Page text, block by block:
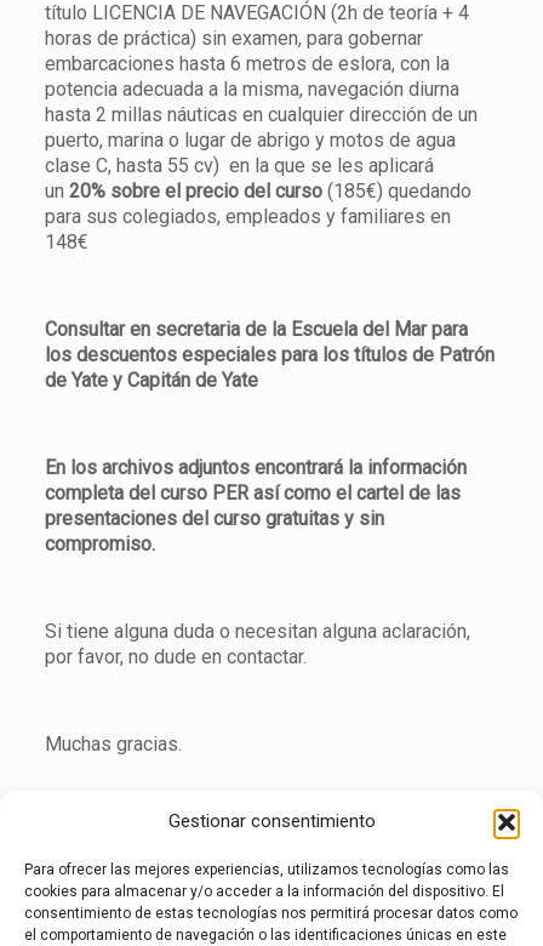
Gestionar consentimiento
Para ofrecer las mejores experiencias, utilizamos tecnologías como las
cookies para almacenar y/o acceder a la información del dispositivo. El
consentimiento de estas tecnologías nos permitirá procesar datos como
el comportamiento de navegación o las identificaciones únicas en este
título LICENCIA DE NAVEGACIÓN (2h de teoría + 4
horas de práctica) sin examen, para gobernar
embarcaciones hasta 6 metros de eslora, con la
potencia adecuada a la misma, navegación diurna
hasta 2 millas náuticas en cualquier dirección de un
puerto, marina o lugar de abrigo y motos de agua
clase C, hasta 55 cv) en la que se les aplicará
un 20% sobre el precio del curso(185€) quedando
para sus colegiados, empleados y familiares en
148€
Consultar en secretaria de la Escuela del Mar para
los descuentos especiales para los títulos de Patrón
de Yate y Capitán de Yate
En los archivos adjuntos encontrará la información
completa del curso PER así como el cartel de las
presentaciones del curso gratuitas y sin
compromiso.
Si tiene alguna duda o necesitan alguna aclaración,
por favor, no dude en contactar.
Muchas gracias.
1 PER DICIEMBRE 2017 COLEGIADOS, EMPLEADOS
Y FAMILIARES